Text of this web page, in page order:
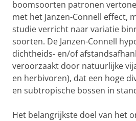
boomsoorten patronen
met het Janzen-Connell effect,
studie verricht naar variatie
soorten. De Janzen-Connell
dichtheids- en/of
veroorzaakt door natuurlijke
en herbivoren), dat een hoge
en subtropische bossen in
Het belangrijkste doel van het